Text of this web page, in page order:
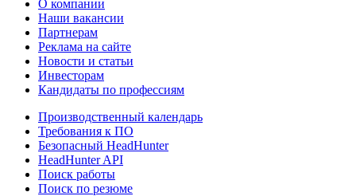
О компании
Наши вакансии
Партнерам
Реклама на сайте
Новости и статьи
Инвесторам
Кандидаты по профессиям
Производственный календарь
Требования к ПО
Безопасный HeadHunter
HeadHunter API
Поиск работы
Поиск по резюме